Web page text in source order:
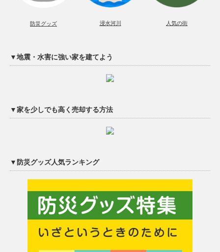
防災グッズ 浸水河川 人気の街
▼地震・水害に強い家を建てよう
▼家を少しでも高く売却する方法
▼防災グッズ人気ランキング